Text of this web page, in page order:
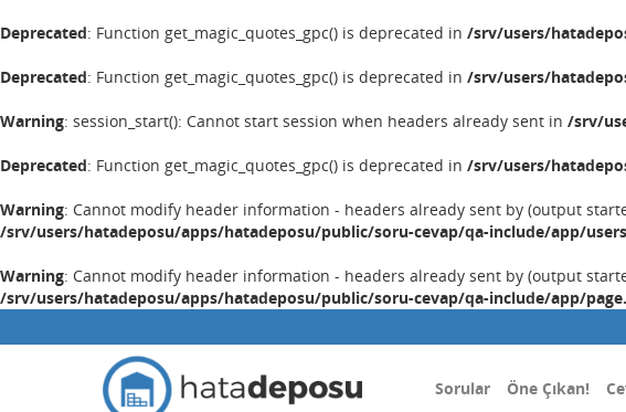
Deprecated: Function get_magic_quotes_gpc() is deprecated in /srv/users/
Deprecated: Function get_magic_quotes_gpc() is deprecated in /srv/users/
Warning: session_start(): Cannot start session when headers already sent in /srv/
Deprecated: Function get_magic_quotes_gpc() is deprecated in /srv/users/
Warning: Cannot modify header information - headers already sent by (output
/srv/users/hatadeposu/apps/hatadeposu/public/soru-cevap/qa-include/app/
Warning: Cannot modify header information - headers already sent by (output
/srv/users/hatadeposu/apps/hatadeposu/public/soru-cevap/qa-include/app/
Sorular Öne Çıkan!